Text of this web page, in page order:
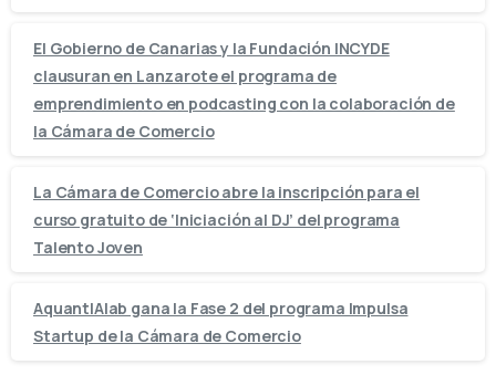
El Gobierno de Canarias y la Fundación INCYDE
clausuran en Lanzarote el programa de
emprendimiento en podcasting con la colaboración de
la Cámara de Comercio
La Cámara de Comercio abre la inscripción para el
curso gratuito de ‘Iniciación al DJ’ del programa
Talento Joven
AquantIAlab gana la Fase 2 del programa Impulsa
Startup de la Cámara de Comercio